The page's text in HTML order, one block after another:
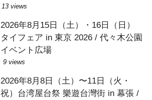
13 views
2026年8月15日（土）・16日（日）
タイフェア in 東京 2026 / 代々木公園
イベント広場
9 views
2026年8月8日（土）〜11日（火・
祝）台湾屋台祭 樂遊台灣街 in 幕張 /